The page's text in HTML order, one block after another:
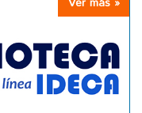
Ver más »